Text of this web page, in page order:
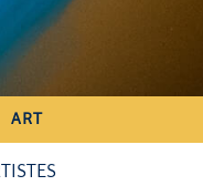
ART